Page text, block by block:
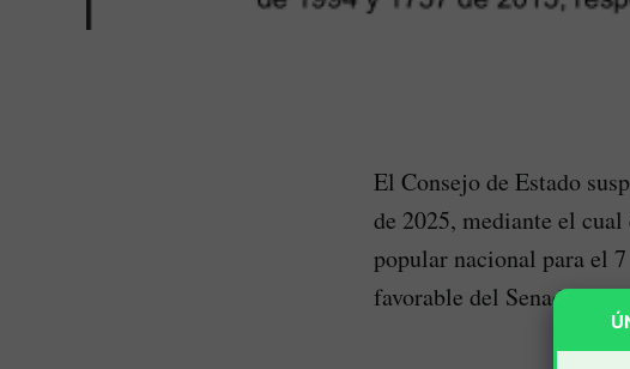
El Consejo de Estado
de 2025, mediante el
popular nacional para el
favorable del Senado,